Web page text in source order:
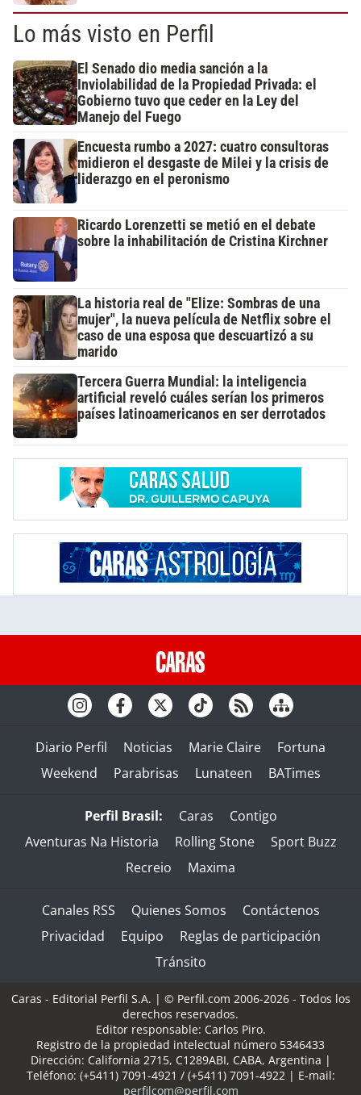
Lo más visto en Perfil
El Senado dio media sanción a la
Inviolabilidad de la Propiedad Privada: el
Gobierno tuvo que ceder en la Ley del
Manejo del Fuego
Encuesta rumbo a 2027: cuatro consultoras
midieron el desgaste de Milei y la crisis de
liderazgo en el peronismo
Ricardo Lorenzetti se metió en el debate
sobre la inhabilitación de Cristina Kirchner
La historia real de "Elize: Sombras de una
mujer", la nueva película de Netflix sobre el
caso de una esposa que descuartizó a su
marido
Tercera Guerra Mundial: la inteligencia
artificial reveló cuáles serían los primeros
países latinoamericanos en ser derrotados
Diario Perfil Noticias Marie Claire
Fortuna
Weekend
Parabrisas Lunateen BATimes
Perfil Brasil: Caras
Contigo
Aventuras Na Historia
Rolling Stone
Sport Buzz
Recreio
Maxima
Canales RSS Quienes Somos
Contáctenos
Privacidad
Equipo
Reglas de participación
Tránsito
Caras - Editorial Perfil S.A. | © Perfil.com 2006-2026 - Todos los
derechos reservados.
Editor responsable: Carlos Piro.
Registro de la propiedad intelectual número 5346433
Dirección: California 2715, C1289ABI, CABA, Argentina |
Teléfono: (+5411) 7091-4921 / (+5411) 7091-4922| E-mail:
perfilcom@perfil.com